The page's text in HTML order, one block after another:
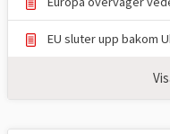
EU sluter upp bakom